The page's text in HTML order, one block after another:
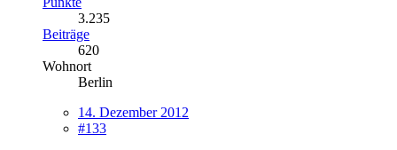
3.235
Beiträge
620
Wohnort
Berlin
14. Dezember 2012
#133